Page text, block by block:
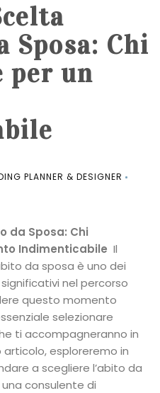
Sposa: Chi
per un
PLANNER & DESIGNER
da Sposa: Chi
Indimenticabile Il
da sposa è uno dei
nel percorso
questo momento
selezionare
ti accompagneranno in
esploreremo in
a scegliere l’abito da
consulente di